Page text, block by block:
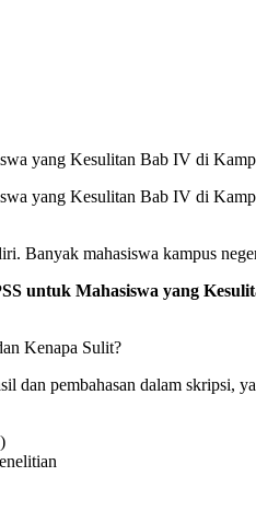
yang Kesulitan Bab IV di
yang Kesulitan Bab IV di
Banyak mahasiswa kampus
untuk Mahasiswa yang
Kenapa Sulit?
dan pembahasan dalam skripsi,